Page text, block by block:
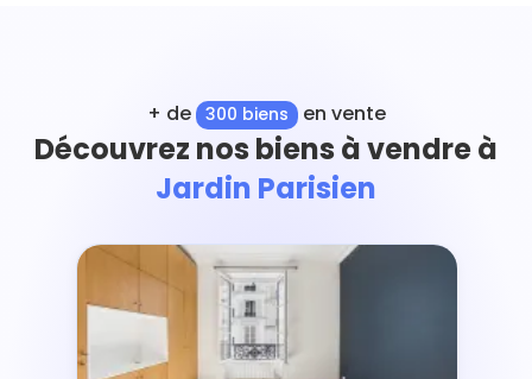
+ de 300 biens en vente
Découvrez nos biens à vendre à
Jardin Parisien